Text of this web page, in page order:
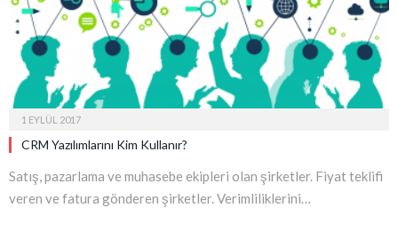
1 EYLÜL 2017
CRM Yazılımlarını Kim Kullanır?
Satış, pazarlama ve muhasebe ekipleri olan şirketler. Fiyat teklifi
veren ve fatura gönderen şirketler. Verimliliklerini…